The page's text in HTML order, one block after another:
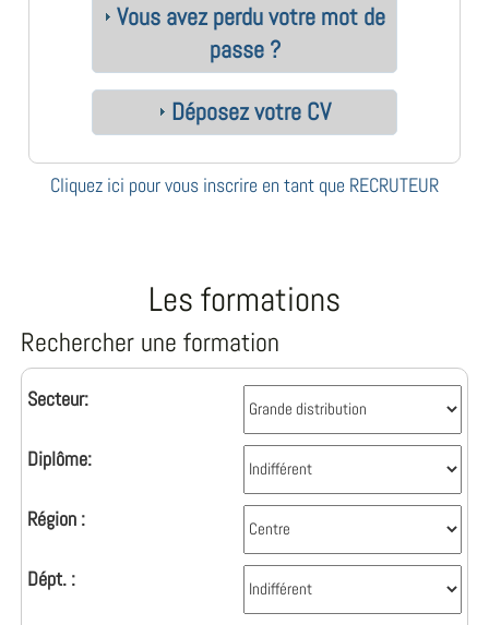
Vous avez perdu votre mot de
passe ?
Déposez votre CV
Cliquez ici pour vous inscrire en tant que RECRUTEUR
Les formations
Rechercher une formation
Secteur:
Diplôme:
Région :
Dépt. :